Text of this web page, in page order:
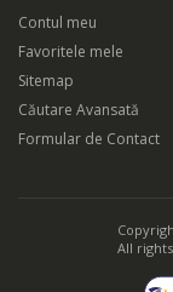
Contul meu
Favoritele mele
Sitemap
Căutare Avansată
Formular de Contact
All